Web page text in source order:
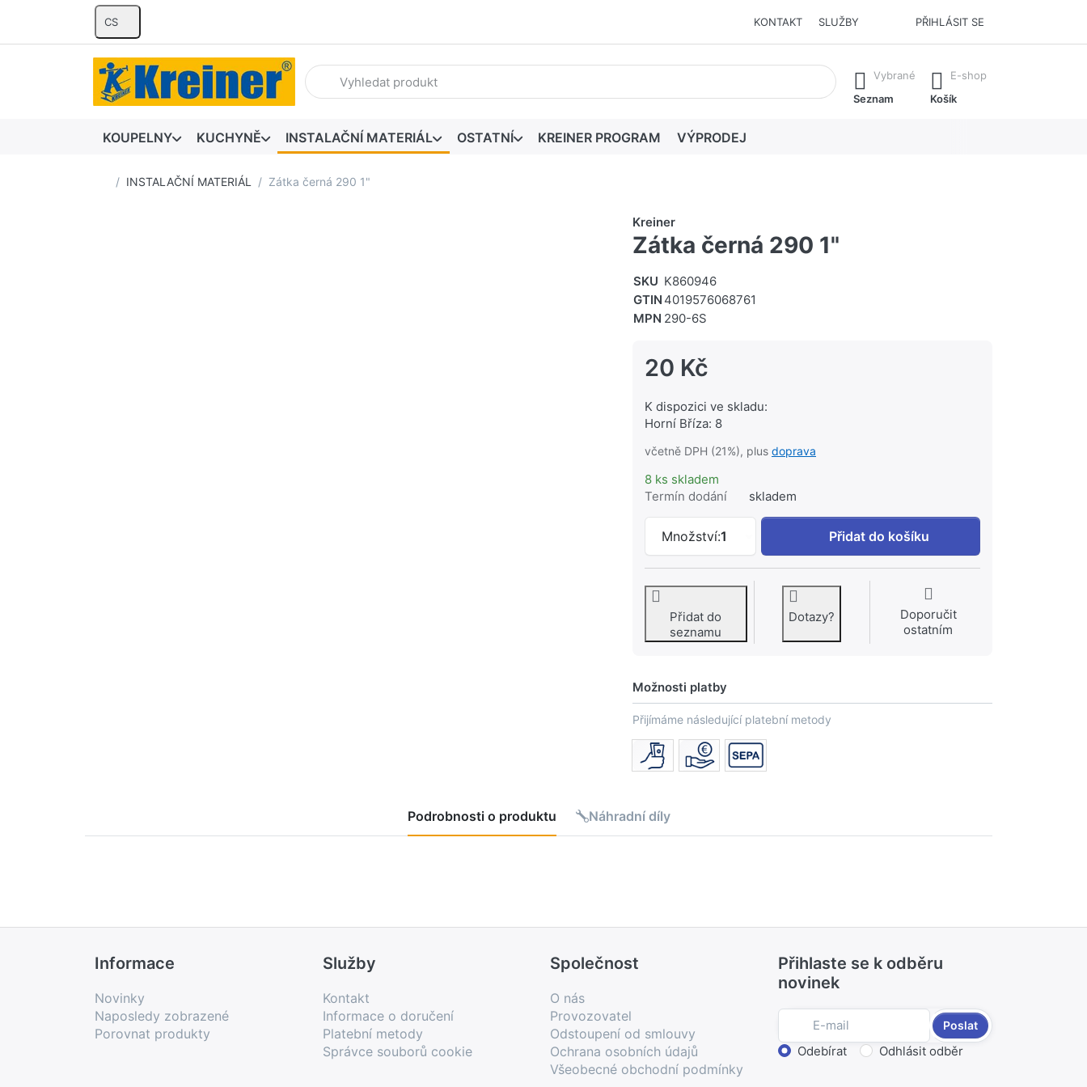
CS KONTAKT SLUŽBY PŘIHLÁSIT SE
Zadejte hledaný výraz. První výsledky se zobrazí automaticky při zadávání. Stisknutím klávesy Enter vyvoláte všechny výsledky.
Vybrané
Seznam
E-shop
Košík
KOUPELNY KUCHYNĚ INSTALAČNÍ MATERIÁL OSTATNÍ KREINER PROGRAM VÝPRODEJ
Domovská stránka
INSTALAČNÍ MATERIÁL Zátka černá 290 1"
Kreiner
Zátka černá 290 1"
SKU K860946
GTIN 4019576068761
MPN 290-6S
20 Kč
K dispozici ve skladu:
Horní Bříza: 8
včetně DPH (21%), plus doprava
8 ks skladem
Termín dodání
skladem
Množství:1
Zátka černá 290 1" k 20 Kč, množství 1.
Přidat do košíku
Přidat do
seznamu
Dotazy?
Doporučit
ostatním
Možnosti platby
Přijímáme následující platební metody
Podrobnosti o produktu Náhradní díly
Informace
Novinky
Naposledy zobrazené
Porovnat produkty
Služby
Kontakt
Informace o doručení
Platební metody
Správce souborů cookie
Společnost
O nás
Provozovatel
Odstoupení od smlouvy
Ochrana osobních údajů
Všeobecné obchodní podmínky
Přihlaste se k odběru
novinek
Poslat
Zvolte akci
Odebírat Odhlásit odběr